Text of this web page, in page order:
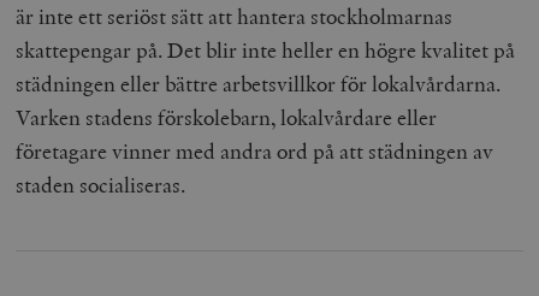
är inte ett seriöst sätt att hantera stockholmarnas
skattepengar på. Det blir inte heller en högre kvalitet på
städningen eller bättre arbetsvillkor för lokalvårdarna.
Varken stadens förskolebarn, lokalvårdare eller
företagare vinner med andra ord på att städningen av
staden socialiseras.